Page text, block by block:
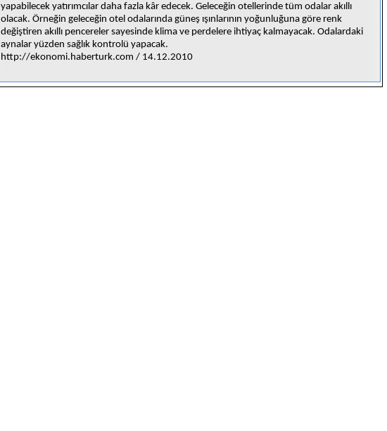
yapabilecek yatırımcılar daha fazla kâr edecek. Geleceğin otellerinde tüm odalar akıllı
olacak. Örneğin geleceğin otel odalarında güneş ışınlarının yoğunluğuna göre renk
değiştiren akıllı pencereler sayesinde klima ve perdelere ihtiyaç kalmayacak. Odalardaki
aynalar yüzden sağlık kontrolü yapacak.
http://ekonomi.haberturk.com / 14.12.2010